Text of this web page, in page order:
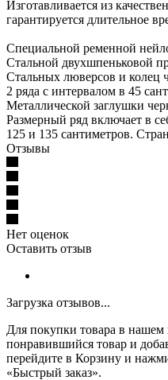
Изготавливается из
гарантируется длительное
Специальной ременной
Стальной двухшпеньковой
Стальных люверсов и колец
2 ряда с интервалом в 45
Металлической заглушки
Размерный ряд включает в
125 и 135 сантиметров.
Отзывы
Нет оценок
Оставить отзыв
Загрузка отзывов...
Для покупки товара в нашем
понравившийся товар и
перейдите в Корзину и
«Быстрый заказ».